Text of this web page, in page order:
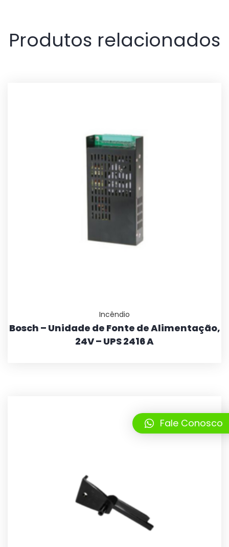
Produtos relacionados
Incêndio
Bosch – Unidade de Fonte de Alimentação,
24V – UPS 2416 A
Fale Conosco